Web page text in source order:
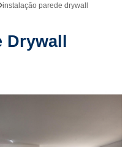
instalação parede drywall